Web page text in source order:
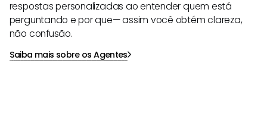
respostas personalizadas ao entender quem está
perguntando e por que— assim você obtém clareza,
não confusão.
Saiba mais sobre os Agentes